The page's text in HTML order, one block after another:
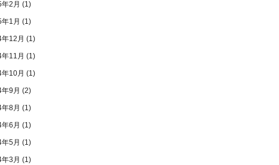
2月 (1)
1月 (1)
12月 (1)
11月 (1)
10月 (1)
9月 (2)
8月 (1)
6月 (1)
5月 (1)
3月 (1)